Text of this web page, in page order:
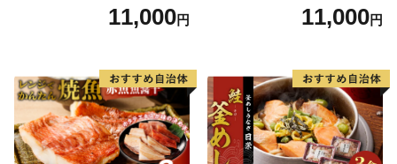
11,000円 11,000円